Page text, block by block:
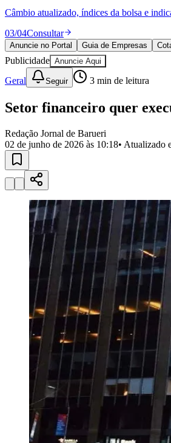
Eleições
Esportes
Saúde
Segurança
Cultura
Meio Ambiente
Obras
Bairros de Barueri
Selecione sua regiãoPara notícias da sua
AldeiaAldeia da Serra
Militar Itapevi
CristinaJardim Maria Helena
AldeinhaOsascoParque dos Camargos
CondeVila Engenho Novo Vila Márcia
Para Sua Empresa
Anuncie no Portal
Guia de Empresas
Divulgar Vagas
Novo
Publicidade Legal
Negócios Regionais
Turismo
Segurança Regional
Hospitais Estaduais
Parques & Represas
Cidades da Região
Santana de Parnaíba
Osasco Carapicuíba
Para Sua Empresa
Anuncie Regional
Guia de Empresas
Vagas na Região
Câmbio atualizado, índices da bolsa e
03/04Consultar
Anuncie no Portal Guia de Empresas
Publicidade Anuncie Aqui
Geral Seguir 3 min de leitura
Setor financeiro quer
Redação Jornal de Barueri
02 de junho de 2026 às 10:18• Atualizado